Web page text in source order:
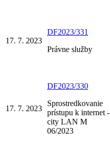
17. 7. 2023
DF2023/331
Právne služby
17. 7. 2023
DF2023/330
Sprostredkovanie
prístupu k internet -
city LAN M
06/2023